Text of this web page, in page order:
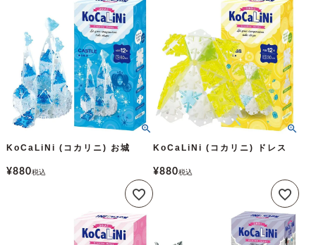
KoCaLiNi (コカリニ) お城
¥880税込
KoCaLiNi (コカリニ) ドレス
¥880税込